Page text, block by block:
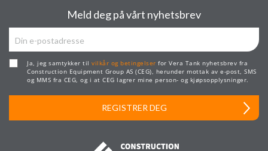
Meld deg på vårt nyhetsbrev
Ja, jeg samtykker til vilkår og betingelser for Vera Tank nyhetsbrev fra
Construction Equipment Group AS (CEG), herunder mottak av e-post, SMS
og MMS fra CEG, og i at CEG lagrer mine person- og kjøpsopplysninger.